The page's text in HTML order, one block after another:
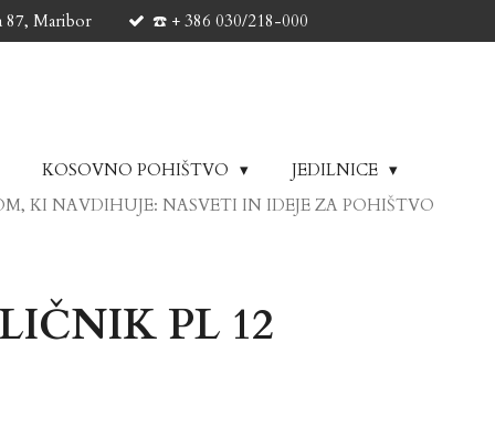
87, Maribor ☎️ + 386 030/218-000
KOSOVNO POHIŠTVO
JEDILNICE
KI NAVDIHUJE: NASVETI IN IDEJE ZA POHIŠTVO
PL 12